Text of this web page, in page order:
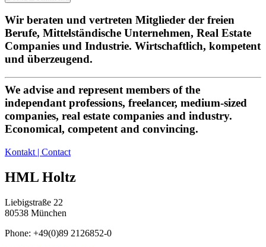
Wir beraten und vertreten Mitglieder der freien
Berufe, Mittelständische Unternehmen, Real Estate
Companies und Industrie. Wirtschaftlich, kompetent
und überzeugend.
We advise and represent members of the
independant professions, freelancer, medium-sized
companies, real estate companies and industry.
Economical, competent and convincing.
Kontakt | Contact
HML Holtz
Liebigstraße 22
80538 München
Phone: +49(0)89 2126852-0